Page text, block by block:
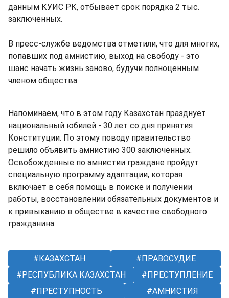
данным КУИС РК, отбывает срок порядка 2 тыс.
заключенных.
В пресс-службе ведомства отметили, что для многих,
попавших под амнистию, выход на свободу - это
шанс начать жизнь заново, будучи полноценным
членом общества.
Напоминаем, что в этом году Казахстан празднует
национальный юбилей - 30 лет со дня принятия
Конституции. По этому поводу правительство
решило объявить амнистию 300 заключенных.
Освобожденные по амнистии граждане пройдут
специальную программу адаптации, которая
включает в себя помощь в поиске и получении
работы, восстановлении обязательных документов и
к привыканию в обществе в качестве свободного
гражданина.
КАЗАХСТАН
ПРАВОСУДИЕ
РЕСПУБЛИКА КАЗАХСТАН
ПРЕСТУПЛЕНИЕ
ПРЕСТУПНОСТЬ
АМНИСТИЯ